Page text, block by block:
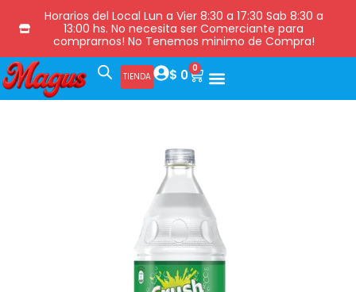
Horarios del Local Lun a Vier 8:30 a 17:30 Sab 8:30 a
13:00 hs. No necesita ser Comerciante para
comprarnos! No Tenemos minimo de Compra!
TIENDA $ 0 0